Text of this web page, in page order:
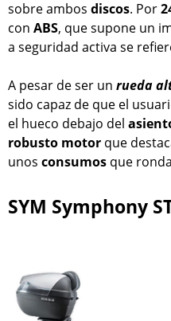
sobre ambos discos. Por
con ABS, que supone un
a seguridad activa se
A pesar de ser un rueda
sido capaz de que el
el hueco debajo del
robusto motor que
unos consumos que
SYM Symphony